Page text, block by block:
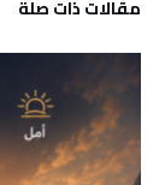
‫مقالات ذات صلة‬